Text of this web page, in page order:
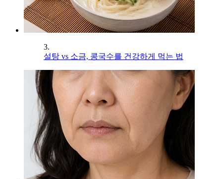
3.
설탕 vs 소금, 콩국수를 건강하게 먹는 법